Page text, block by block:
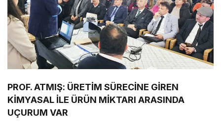
PROF. ATMIŞ: ÜRETİM SÜRECİNE GİREN
KİMYASAL İLE ÜRÜN MİKTARI ARASINDA
UÇURUM VAR